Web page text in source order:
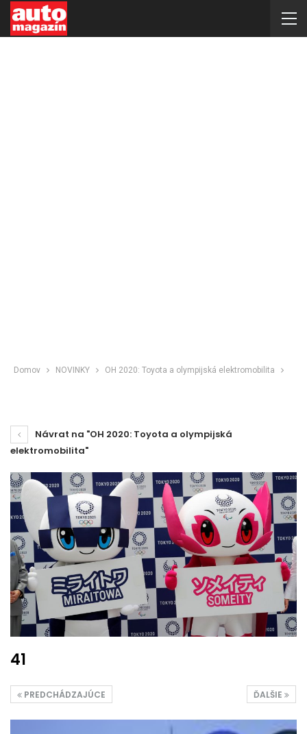
Domov NOVINKY OH 2020: Toyota a olympijská elektromobilita
Návrat na "OH 2020: Toyota a olympijská
elektromobilita"
41
ĎALŠIE
PREDCHÁDZAJÚCE